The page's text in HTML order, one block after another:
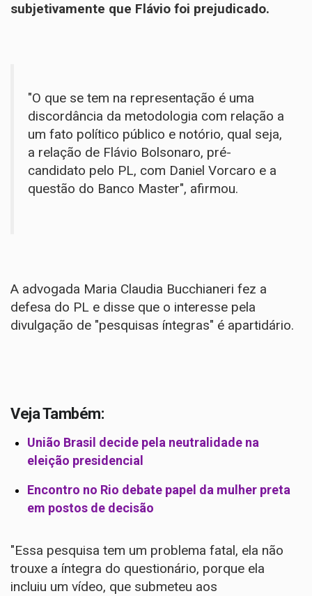
subjetivamente que Flávio foi prejudicado.
"O que se tem na representação é uma
discordância da metodologia com relação a
um fato político público e notório, qual seja,
a relação de Flávio Bolsonaro, pré-
candidato pelo PL, com Daniel Vorcaro e a
questão do Banco Master", afirmou.
A advogada Maria Claudia Bucchianeri fez a
defesa do PL e disse que o interesse pela
divulgação de "pesquisas íntegras" é apartidário.
Veja Também:
União Brasil decide pela neutralidade na
eleição presidencial
Encontro no Rio debate papel da mulher preta
em postos de decisão
"Essa pesquisa tem um problema fatal, ela não
trouxe a íntegra do questionário, porque ela
incluiu um vídeo, que submeteu aos